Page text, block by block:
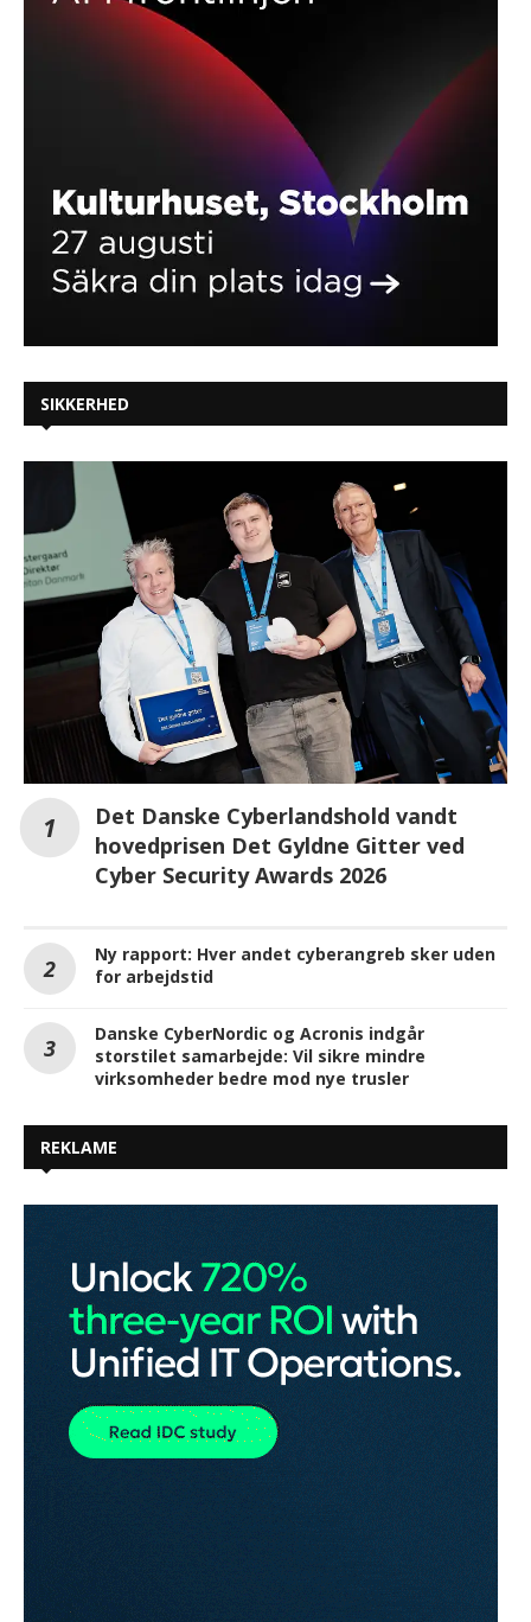
SIKKERHED
Det Danske Cyberlandshold vandt
hovedprisen Det Gyldne Gitter ved
Cyber Security Awards 2026
Ny rapport: Hver andet cyberangreb sker uden
for arbejdstid
Danske CyberNordic og Acronis indgår
storstilet samarbejde: Vil sikre mindre
virksomheder bedre mod nye trusler
REKLAME